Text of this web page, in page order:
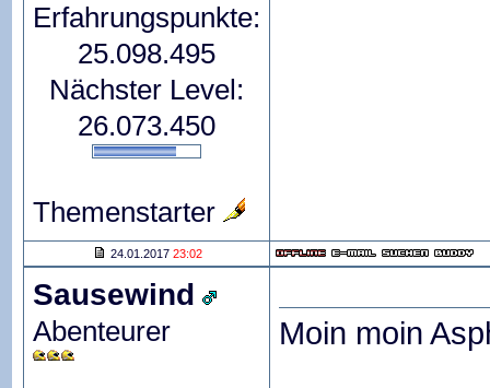
Erfahrungspunkte:
25.098.495
Nächster Level:
26.073.450
Themenstarter
24.01.2017 23:02
Sausewind
Abenteurer Moin moin